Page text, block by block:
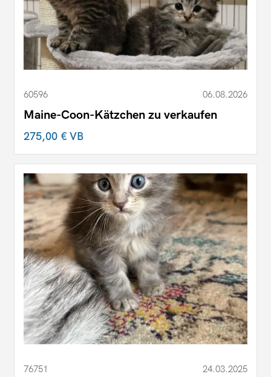
60596 06.08.2026
Maine-Coon-Kätzchen zu verkaufen
275,00 €VB
76751 24.03.2025